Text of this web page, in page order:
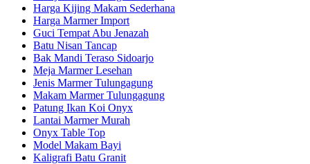
Harga Kijing Makam Sederhana
Harga Marmer Import
Guci Tempat Abu Jenazah
Batu Nisan Tancap
Bak Mandi Teraso Sidoarjo
Meja Marmer Lesehan
Jenis Marmer Tulungagung
Makam Marmer Tulungagung
Patung Ikan Koi Onyx
Lantai Marmer Murah
Onyx Table Top
Model Makam Bayi
Kaligrafi Batu Granit